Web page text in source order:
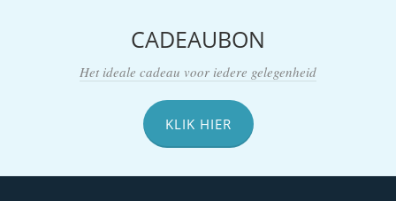
CADEAUBON
Het ideale cadeau voor iedere gelegenheid
KLIK HIER